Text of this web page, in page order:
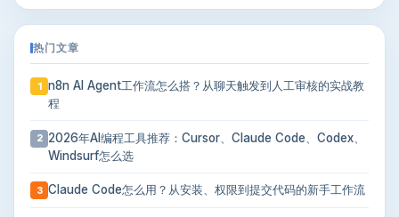
热门文章
1 n8n AI Agent工作流怎么搭？从聊天触发到人工审核的实战教
程
2 2026年AI编程工具推荐：Cursor、Claude Code、Codex、
Windsurf怎么选
3 Claude Code怎么用？从安装、权限到提交代码的新手工作流